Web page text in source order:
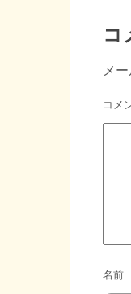
コ
メ
コメ
名前